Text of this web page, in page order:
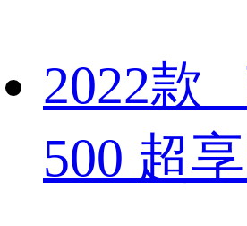
2022款
500 超